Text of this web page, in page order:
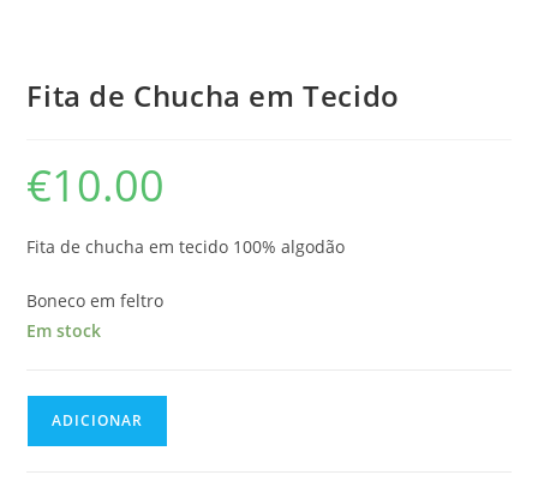
Fita de Chucha em Tecido
€10.00
Fita de chucha em tecido 100% algodão
Boneco em feltro
Em stock
ADICIONAR